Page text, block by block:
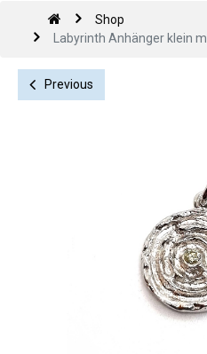
Shop
Labyrinth Anhänger klein
Previous